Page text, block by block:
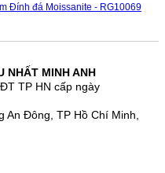
Đính đá Moissanite - RG10069
NHẤT MINH ANH
TP HN cấp ngày
Đông, TP Hồ Chí Minh,